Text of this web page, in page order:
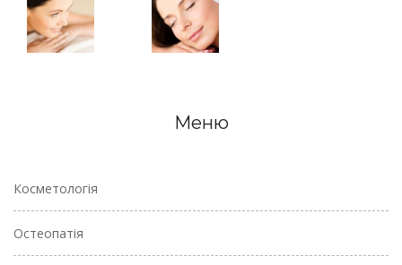
Меню
Косметологія
Остеопатія